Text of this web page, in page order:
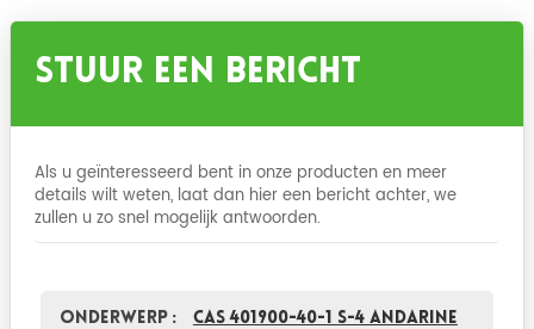
Stuur Een Bericht
Als u geïnteresseerd bent in onze producten en meer
details wilt weten, laat dan hier een bericht achter, we
zullen u zo snel mogelijk antwoorden.
Onderwerp : CAS 401900-40-1 S-4 Andarine